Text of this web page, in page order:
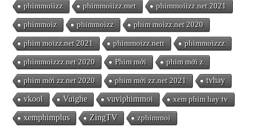
phimmoiizz phimmoiizz.met phimmoiizz.net 2021
phimmoiz phimmoizz phim moizz.net 2020
phim moizz.net 2021 phimmoizz.nett phimmoizzz
phimmoizzz.net 2020 Phim mới phim mới z
phim mới zz.net 2020 phim mới zz.net 2021 tvhay
vkool Vuighe vuviphimmoi xem phim hay tv
xemphimplus ZingTV zphimmoi